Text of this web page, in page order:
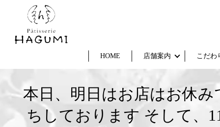
HOME 店舗案内 こだわ
本日、明日はお店はお休
ちしております そして、